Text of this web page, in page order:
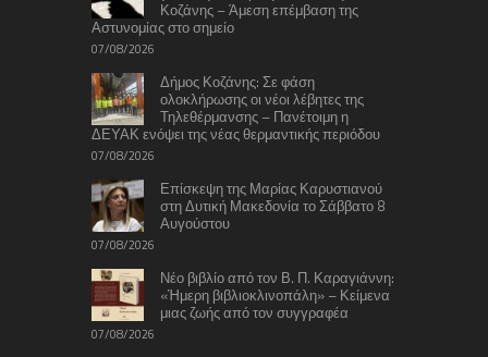
Κοζάνης – Άμεση επέμβαση της
Αστυνομίας στο σημείο
07/08/2026
Δήμος Κοζάνης: Σε φάση
ολοκλήρωσης οι νέοι λέβητες της
Τηλεθέρμανσης – Πανέτοιμη η
ΔΕΥΑΚ ενόψει της νέας θερμαντικής περιόδου
07/08/2026
Επίσκεψη της Μαρίας Καρυστιανού
στη Δυτική Μακεδονία το Σάββατο 8
Αυγούστου
07/08/2026
Νέο βιβλίο από τον Β. Π. Καραγιάννη:
«Ήμερη βιβλιοκλινοπάλη» – Κείμενα
μιας ζωής από τον συγγραφέα
07/08/2026